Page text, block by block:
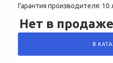
Гарантия производителя: 10
Нет в продаже
В